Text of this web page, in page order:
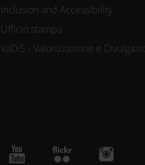
Inclusion and Accessibility
Ufficio stampa
VaDiS - Valorizzazione e